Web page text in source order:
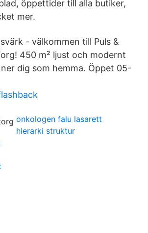
öppettider till alla butiker,
mer.
- välkommen till Puls &
450 m² ljust och modernt
dig som hemma. Öppet 05-
onkologen falu lasarett
hierarki struktur